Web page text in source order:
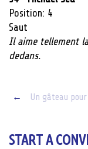
Position: 4
Saut
Il aime tellement
dedans.
Post
← Un gâteau pour
START A